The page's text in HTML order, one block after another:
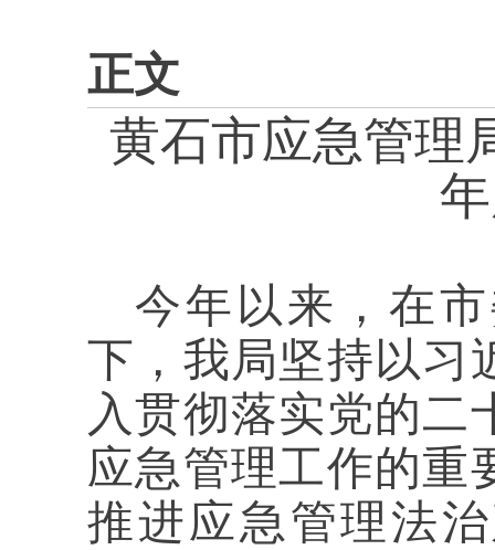
正文
黄石市应急管理
今年以来， 在
下，我局坚持以习
入贯彻落实党的二
应急管理工作的重
推进应急管理法